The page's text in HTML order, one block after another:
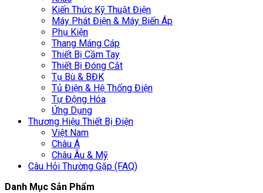
Kiến Thức Kỹ Thuật Điện
Máy Phát Điện & Máy Biến Áp
Phụ Kiện
Thang Máng Cáp
Thiết Bị Cầm Tay
Thiết Bị Đóng Cắt
Tụ Bù & BĐK
Tủ Điện & Hệ Thống Điện
Tự Động Hóa
Ứng Dụng
Thương Hiệu Thiết Bị Điện
Việt Nam
Châu Á
Châu Âu & Mỹ
Câu Hỏi Thường Gặp (FAQ)
Danh Mục Sản Phẩm